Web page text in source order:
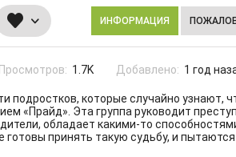
ИНФОРМАЦИЯ
Просмотров: 1.7K Добавлено: 1 год
подростков, которые случайно узнают,
«Прайд». Эта группа руководит
обладает какими-то
принять такую судьбу, и